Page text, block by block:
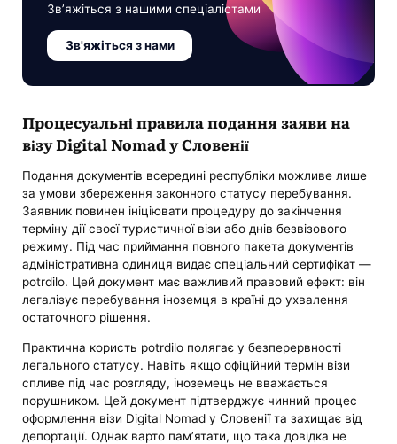
Зв’яжіться з нашими спеціалістами
Зв'яжіться з нами
Процесуальні правила подання заяви на
візу Digital Nomad у Словенії
Подання документів всередині республіки можливе лише
за умови збереження законного статусу перебування.
Заявник повинен ініціювати процедуру до закінчення
терміну дії своєї туристичної візи або днів безвізового
режиму. Під час приймання повного пакета документів
адміністративна одиниця видає спеціальний сертифікат —
potrdilo. Цей документ має важливий правовий ефект: він
легалізує перебування іноземця в країні до ухвалення
остаточного рішення.
Практична користь potrdilo полягає у безперервності
легального статусу. Навіть якщо офіційний термін візи
спливе під час розгляду, іноземець не вважається
порушником. Цей документ підтверджує чинний процес
оформлення візи Digital Nomad у Словенії та захищає від
депортації. Однак варто пам’ятати, що така довідка не